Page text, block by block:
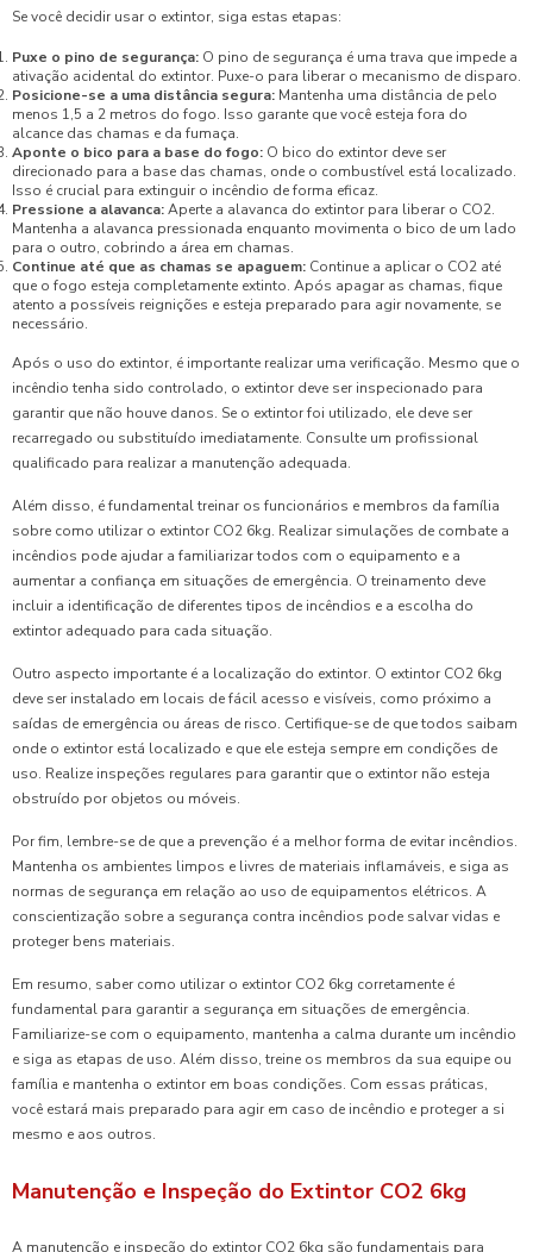
Se você decidir usar o extintor, siga estas etapas:
Puxe o pino de segurança: O pino de segurança é uma trava que impede a
ativação acidental do extintor. Puxe-o para liberar o mecanismo de disparo.
Posicione-se a uma distância segura: Mantenha uma distância de pelo
menos 1,5 a 2 metros do fogo. Isso garante que você esteja fora do
alcance das chamas e da fumaça.
Aponte o bico para a base do fogo: O bico do extintor deve ser
direcionado para a base das chamas, onde o combustível está localizado.
Isso é crucial para extinguir o incêndio de forma eficaz.
Pressione a alavanca:Aperte a alavanca do extintor para liberar o CO2.
Mantenha a alavanca pressionada enquanto movimenta o bico de um lado
para o outro, cobrindo a área em chamas.
Continue até que as chamas se apaguem: Continue a aplicar o CO2 até
que o fogo esteja completamente extinto. Após apagar as chamas, fique
atento a possíveis reignições e esteja preparado para agir novamente, se
necessário.
Após o uso do extintor, é importante realizar uma verificação. Mesmo que o
incêndio tenha sido controlado, o extintor deve ser inspecionado para
garantir que não houve danos. Se o extintor foi utilizado, ele deve ser
recarregado ou substituído imediatamente. Consulte um profissional
qualificado para realizar a manutenção adequada.
Além disso, é fundamental treinar os funcionários e membros da família
sobre como utilizar o extintor CO2 6kg. Realizar simulações de combate a
incêndios pode ajudar a familiarizar todos com o equipamento e a
aumentar a confiança em situações de emergência. O treinamento deve
incluir a identificação de diferentes tipos de incêndios e a escolha do
extintor adequado para cada situação.
Outro aspecto importante é a localização do extintor. O extintor CO2 6kg
deve ser instalado em locais de fácil acesso e visíveis, como próximo a
saídas de emergência ou áreas de risco. Certifique-se de que todos saibam
onde o extintor está localizado e que ele esteja sempre em condições de
uso. Realize inspeções regulares para garantir que o extintor não esteja
obstruído por objetos ou móveis.
Por fim, lembre-se de que a prevenção é a melhor forma de evitar incêndios.
Mantenha os ambientes limpos e livres de materiais inflamáveis, e siga as
normas de segurança em relação ao uso de equipamentos elétricos. A
conscientização sobre a segurança contra incêndios pode salvar vidas e
proteger bens materiais.
Em resumo, saber como utilizar o extintor CO2 6kg corretamente é
fundamental para garantir a segurança em situações de emergência.
Familiarize-se com o equipamento, mantenha a calma durante um incêndio
e siga as etapas de uso. Além disso, treine os membros da sua equipe ou
família e mantenha o extintor em boas condições. Com essas práticas,
você estará mais preparado para agir em caso de incêndio e proteger a si
mesmo e aos outros.
Manutenção e Inspeção do Extintor CO2 6kg
A manutenção e inspeção do extintor CO2 6kg são fundamentais para